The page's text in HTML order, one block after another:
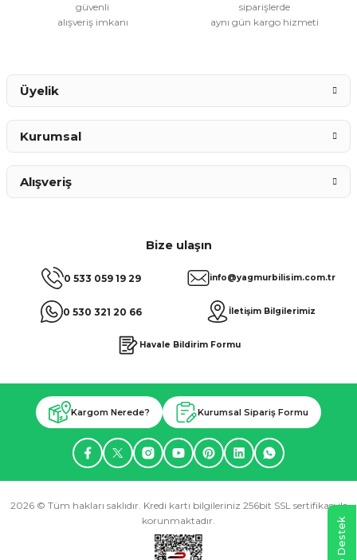
güvenli
alışveriş imkanı
siparişlerde
aynı gün kargo hizmeti
Bize ulaşın
0 533 059 19 29
0 530 321 20 66
info@yagmurbilisim.com.tr
İletişim Bilgilerimiz
Havale Bildirim Formu
Üyelik
Kurumsal
Alışveriş
Kargom Nerede? Kurumsal Sipariş Formu
2026 © Tüm hakları saklıdır. Kredi kartı bilgileriniz 256bit SSL sertifikası ile
korunmaktadır.